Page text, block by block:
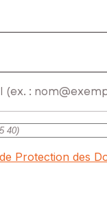
au RSAC de Foix
Protection des